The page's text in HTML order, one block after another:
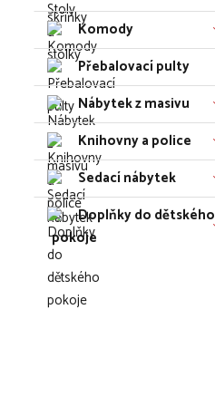
Komody
Přebalovací pulty
Nábytek z masivu
Knihovny a police
Sedací nábytek
Doplňky do dětského
pokoje